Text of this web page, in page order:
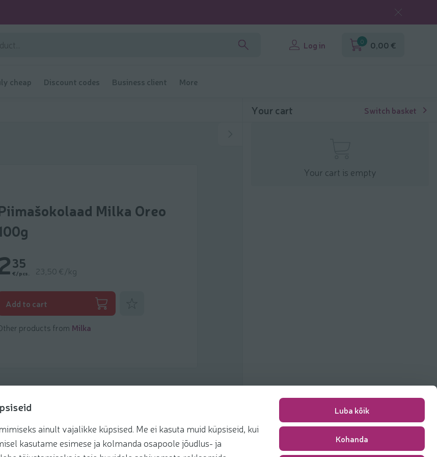
ainult vajalikke küpsised. Me ei kasuta muid küpsiseid, kui
kasutame esimese ja kolmanda osapoole jõudlus- ja
Luba kõik
Kohanda
Log in 0 0,00 €
cheap Discount codes Business client More
Milka Oreo
35
€/pcs. 23,50 €/kg
Add to cart
products from Milka
Your cart Switch basket
Your cart is empty